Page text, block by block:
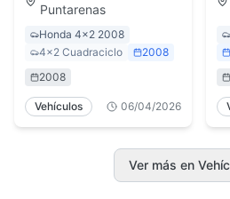
Puntarenas
Honda 4x2 2008
4x2 Cuadraciclo
2008
2008
Vehículos 06/04/2026
Ver más en